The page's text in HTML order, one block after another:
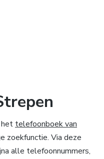
het telefoonboek van
zoekfunctie. Via deze
alle telefoonnummers,